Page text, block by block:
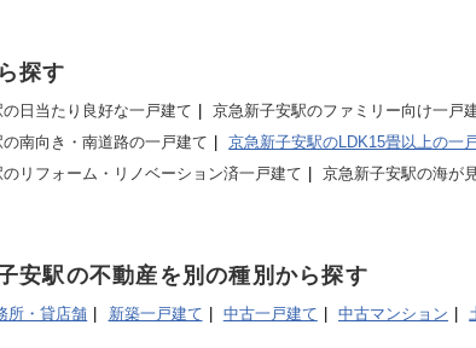
探す
日当たり良好な一戸建て 京急新子安駅のファミリー向け一戸
南向き・南道路の一戸建て
京急新子安駅のLDK15畳以上の一
リフォーム・リノベーション済一戸建て
京急新子安駅の海が
安駅の不動産を別の種別から探す
所・貸店舗 新築一戸建て 中古一戸建て 中古マンション